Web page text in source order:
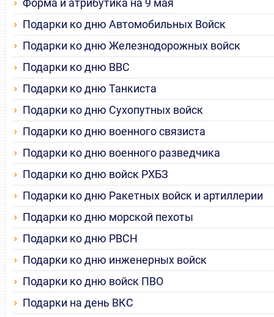
Форма и атрибутика на 9 мая
Подарки ко дню Автомобильных Войск
Подарки ко дню Железнодорожных войск
Подарки ко дню ВВС
Подарки ко дню Танкиста
Подарки ко дню Сухопутных войск
Подарки ко дню военного связиста
Подарки ко дню военного разведчика
Подарки ко дню войск РХБЗ
Подарки ко дню Ракетных войск и артиллерии
Подарки ко дню морской пехоты
Подарки ко дню РВСН
Подарки ко дню инженерных войск
Подарки ко дню войск ПВО
Подарки на день ВКС